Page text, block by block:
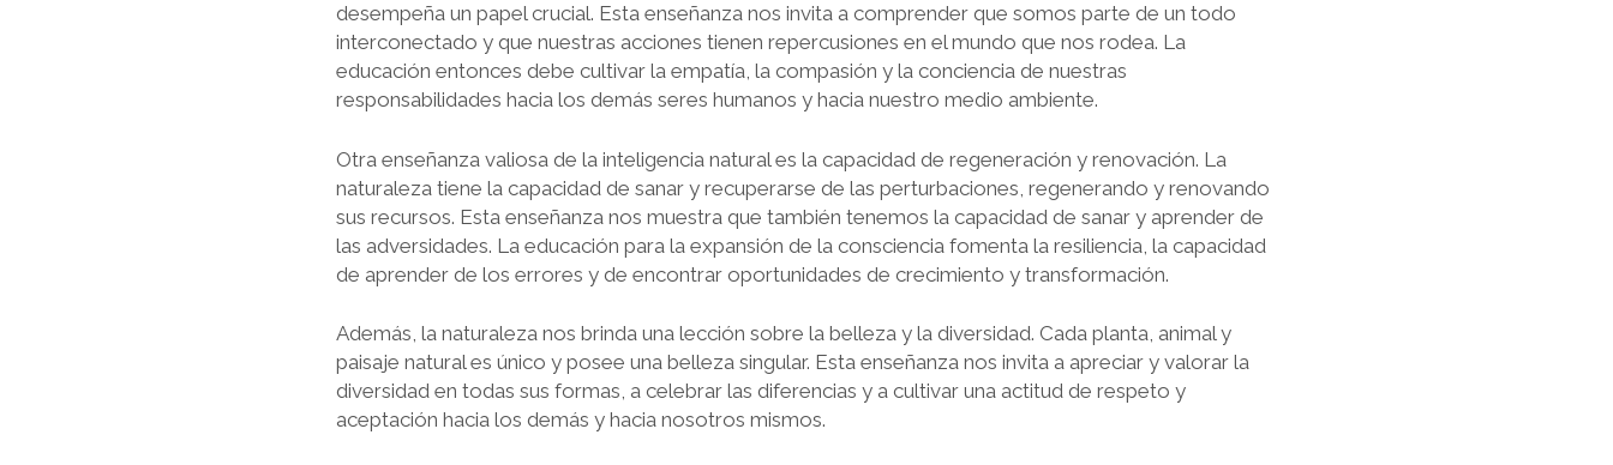
desempeña un papel crucial. Esta enseñanza nos invita a comprender que somos parte de un todo
interconectado y que nuestras acciones tienen repercusiones en el mundo que nos rodea. La
educación entonces debe cultivar la empatía, la compasión y la conciencia de nuestras
responsabilidades hacia los demás seres humanos y hacia nuestro medio ambiente.
Otra enseñanza valiosa de la inteligencia natural es la capacidad de regeneración y renovación. La
naturaleza tiene la capacidad de sanar y recuperarse de las perturbaciones, regenerando y renovando
sus recursos. Esta enseñanza nos muestra que también tenemos la capacidad de sanar y aprender de
las adversidades. La educación para la expansión de la consciencia fomenta la resiliencia, la capacidad
de aprender de los errores y de encontrar oportunidades de crecimiento y transformación.
Además, la naturaleza nos brinda una lección sobre la belleza y la diversidad. Cada planta, animal y
paisaje natural es único y posee una belleza singular. Esta enseñanza nos invita a apreciar y valorar la
diversidad en todas sus formas, a celebrar las diferencias y a cultivar una actitud de respeto y
aceptación hacia los demás y hacia nosotros mismos.